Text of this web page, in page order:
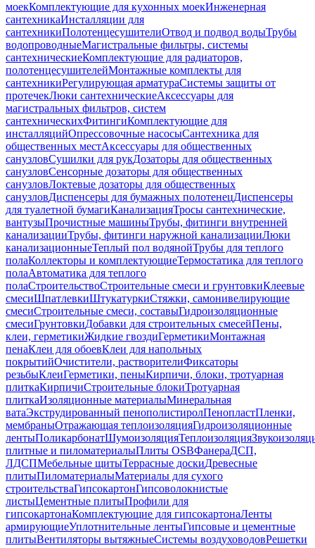
моекКомплектующие для кухонных моекИнженерная
сантехникаИнсталляции для
сантехникиПолотенцесушителиОтвод и подвод водыТрубы
водопроводныеМагистральные фильтры, системы
сантехническиеКомплектующие для радиаторов,
полотенцесушителейМонтажные комплекты для
сантехникиРегулирующая арматураСистемы защиты от
протечекЛюки сантехническиеАксессуары для
магистральных фильтров, систем
сантехническихФитингиКомплектующие для
инсталляцийОпрессовочные насосыСантехника для
общественных местАксессуары для общественных
санузловСушилки для рукДозаторы для общественных
санузловСенсорные дозаторы для общественных
санузловЛоктевые дозаторы для общественных
санузловДиспенсеры для бумажных полотенецДиспенсеры
для туалетной бумагиКанализацияТросы сантехнические,
вантузыПрочистные машиныТрубы, фитинги внутренней
канализацииТрубы, фитинги наружной канализацииЛюки
канализационныеТеплый пол водянойТрубы для теплого
полаКоллекторы и комплектующиеТермостатика для теплого
полаАвтоматика для теплого
полаСтроительствоСтроительные смеси и грунтовкиКлеевые
смесиШпатлевкиШтукатуркиСтяжки, самонивелирующие
смесиСтроительные смеси, составыГидроизоляционные
смесиГрунтовкиДобавки для строительных смесейПены,
клеи, герметикиЖидкие гвоздиГерметикиМонтажная
пенаКлеи для обоевКлеи для напольных
покрытийОчистители, растворителиФиксаторы
резьбыКлеиГерметики, пеныКирпичи, блоки, тротуарная
плиткаКирпичиСтроительные блокиТротуарная
плиткаИзоляционные материалыМинеральная
ватаЭкструдированный пенополистиролПенопластПленки,
мембраныОтражающая теплоизоляцияГидроизоляционные
лентыПоликарбонатШумоизоляцияТеплоизоляция
плитные и пиломатериалыПлиты OSBФанераДСП,
ЛДСПМебельные щитыТеррасные доскиДревесные
плитыПиломатериалыМатериалы для сухого
строительстваГипсокартонГипсоволокнистые
листыЦементные плитыПрофили для
гипсокартонаКомплектующие для гипсокартонаЛенты
армирующиеУплотнительные лентыГипсовые и цементные
плитыВентиляторы вытяжныеСистемы воздуховодовРешетки